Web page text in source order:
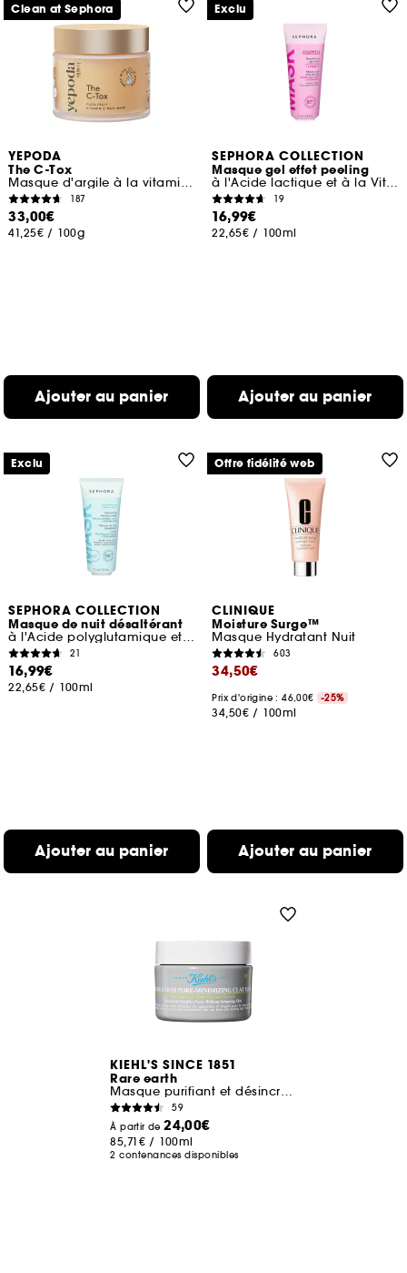
YEPODA
The C-Tox
Masque d'argile à la vitamine c et au curcuma
187
33,00€
41,25€ / 100g
Ajouter au panier
Clean at Sephora
SEPHORA COLLECTION
Masque gel effet peeling
à l'Acide lactique et à la Vitamine C
19
16,99€
22,65€ / 100ml
Ajouter au panier
Exclu
SEPHORA COLLECTION
Masque de nuit désaltérant
à l'Acide polyglutamique et aux Céramides
21
16,99€
22,65€ / 100ml
Ajouter au panier
Exclu
CLINIQUE
Moisture Surge™
Masque Hydratant Nuit
603
34,50€
Prix d'origine : 46,00€ -25%
34,50€ / 100ml
Ajouter au panier
Offre fidélité web
KIEHL'S SINCE 1851
Rare earth
Masque purifiant et désincrustant à l'Argile Blanche
59
À partir de24,00€
85,71€ / 100ml
2 contenances disponibles